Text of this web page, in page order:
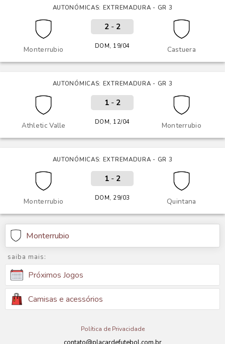
AUTONÓMICAS: EXTREMADURA - GR 3
Monterrubio Castuera
2- 2
DOM, 19/04
AUTONÓMICAS: EXTREMADURA - GR 3
Athletic Valle Monterrubio
1- 2
DOM, 12/04
AUTONÓMICAS: EXTREMADURA - GR 3
Monterrubio Quintana
1- 2
DOM, 29/03
Monterrubio
saiba mais:
Próximos Jogos
Camisas e acessórios
Política de Privacidade